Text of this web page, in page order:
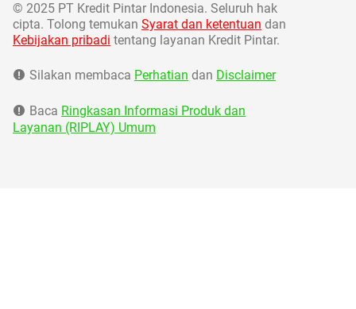
© 2025 PT Kredit Pintar Indonesia. Seluruh hak
cipta. Tolong temukan Syarat dan ketentuan dan
Kebijakan pribadi tentang layanan Kredit Pintar.
Silakan membaca Perhatian dan Disclaimer
Baca Ringkasan Informasi Produk dan
Layanan (RIPLAY) Umum